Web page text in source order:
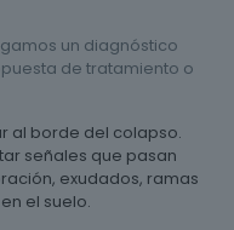
un diagnóstico
de tratamiento o
al borde del colapso.
señales que pasan
exudados, ramas
el suelo.